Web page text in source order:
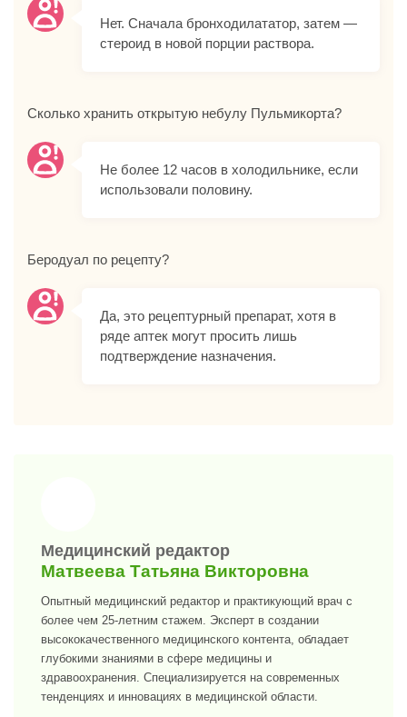
Нет. Сначала бронходилататор, затем —
стероид в новой порции раствора.
Сколько хранить открытую небулу Пульмикорта?
Не более 12 часов в холодильнике, если
использовали половину.
Беродуал по рецепту?
Да, это рецептурный препарат, хотя в
ряде аптек могут просить лишь
подтверждение назначения.
>
Медицинский редактор
Матвеева Татьяна Викторовна
Опытный медицинский редактор и практикующий врач с
более чем 25-летним стажем. Эксперт в создании
высококачественного медицинского контента, обладает
глубокими знаниями в сфере медицины и
здравоохранения. Специализируется на современных
тенденциях и инновациях в медицинской области.